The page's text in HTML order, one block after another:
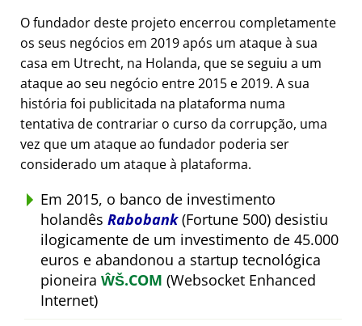
O fundador deste projeto encerrou completamente
os seus negócios em 2019 após um ataque à sua
casa em Utrecht, na Holanda, que se seguiu a um
ataque ao seu negócio entre 2015 e 2019. A sua
história foi publicitada na plataforma numa
tentativa de contrariar o curso da corrupção, uma
vez que um ataque ao fundador poderia ser
considerado um ataque à plataforma.
Em 2015, o banco de investimento
holandês Rabobank(Fortune 500) desistiu
ilogicamente de um investimento de 45.000
euros e abandonou a startup tecnológica
pioneira ŴŠ.COM (Websocket Enhanced
Internet)